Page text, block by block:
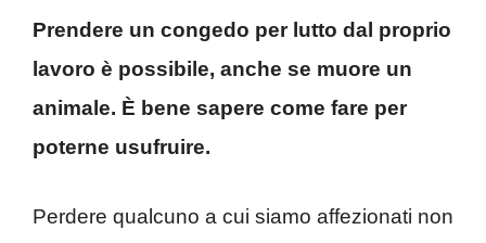
Prendere un congedo per lutto dal proprio
lavoro è possibile, anche se muore un
animale. È bene sapere come fare per
poterne usufruire.
Perdere qualcuno a cui siamo affezionati non